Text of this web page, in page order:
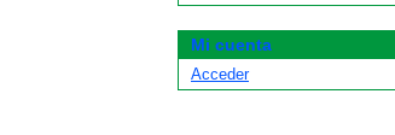
Mi cuenta
Acceder